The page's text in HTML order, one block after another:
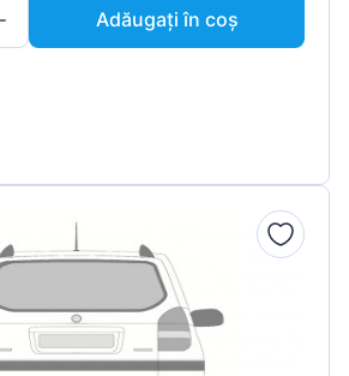
Adăugați în coș